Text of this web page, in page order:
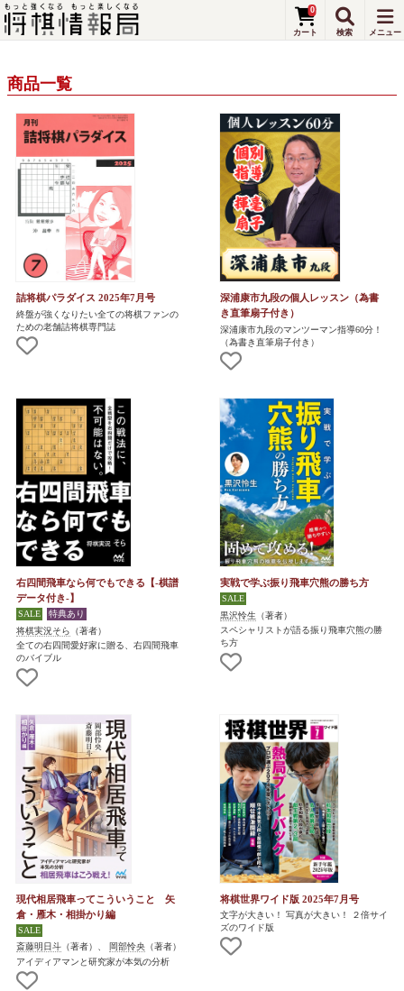
0
商品一覧
詰将棋パラダイス 2025年7月号
終盤が強くなりたい全ての将棋ファンの
ための老舗詰将棋専門誌
深浦康市九段の個人レッスン（為書
き直筆扇子付き）
深浦康市九段のマンツーマン指導60分！
（為書き直筆扇子付き）
右四間飛車なら何でもできる【-棋譜
データ付き-】
将棋実況そら （著者）
全ての右四間愛好家に贈る、右四間飛車
のバイブル
実戦で学ぶ振り飛車穴熊の勝ち方
黒沢怜生 （著者）
スペシャリストが語る振り飛車穴熊の勝
ち方
現代相居飛車ってこういうこと 矢
倉・雁木・相掛かり編
斎藤明日斗 （著者）、 岡部怜央 （著者）
アイディアマンと研究家が本気の分析
将棋世界ワイド版 2025年7月号
文字が大きい！ 写真が大きい！ ２倍サイ
ズのワイド版